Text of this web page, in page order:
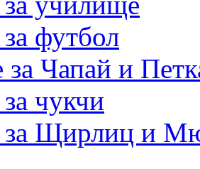
футбол
Чапай и
чукчи
за Щирлиц и